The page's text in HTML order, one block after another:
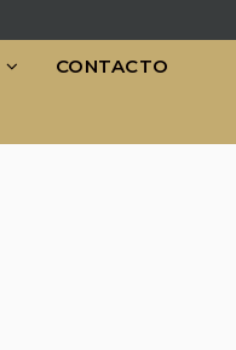
CONTACTO